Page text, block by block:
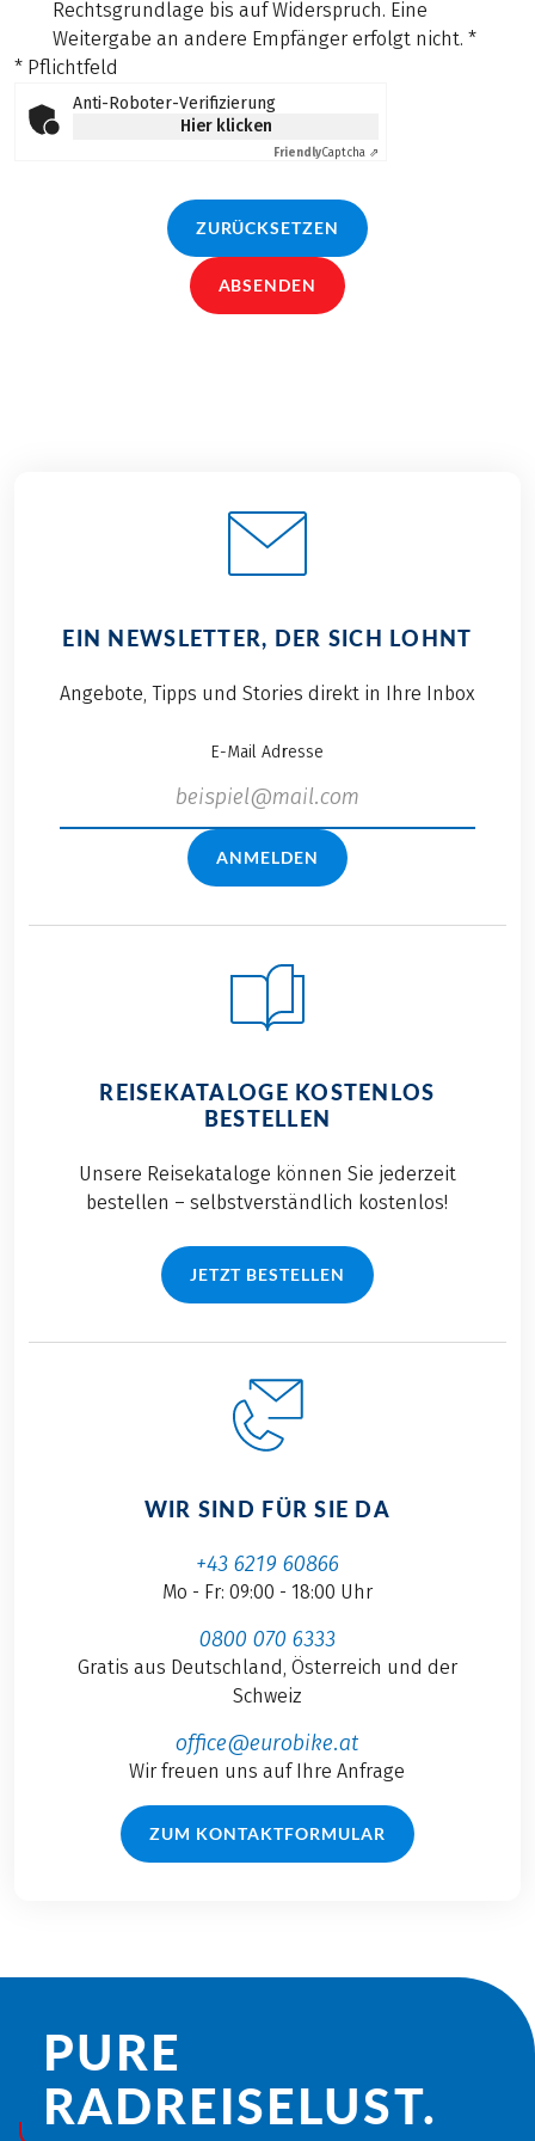
Rechtsgrundlage bis auf Widerspruch. Eine
Weitergabe an andere Empfänger erfolgt nicht. *
* Pflichtfeld
Anti-Roboter-Verifizierung
Hier klicken
FriendlyCaptcha ⇗
ZURÜCKSETZEN
ABSENDEN
EIN NEWSLETTER, DER SICH LOHNT
Angebote, Tipps und Stories direkt in Ihre Inbox
E-Mail Adresse
ANMELDEN
REISEKATALOGE KOSTENLOS
BESTELLEN
Unsere Reisekataloge können Sie jederzeit
bestellen – selbstverständlich kostenlos!
JETZT BESTELLEN
WIR SIND FÜR SIE DA
+43 6219 60866
Mo - Fr: 09:00 - 18:00 Uhr
0800 070 6333
Gratis aus Deutschland, Österreich und der
Schweiz
office@eurobike.at
Wir freuen uns auf Ihre Anfrage
ZUM KONTAKTFORMULAR
PURE
RADREISE­LUST.